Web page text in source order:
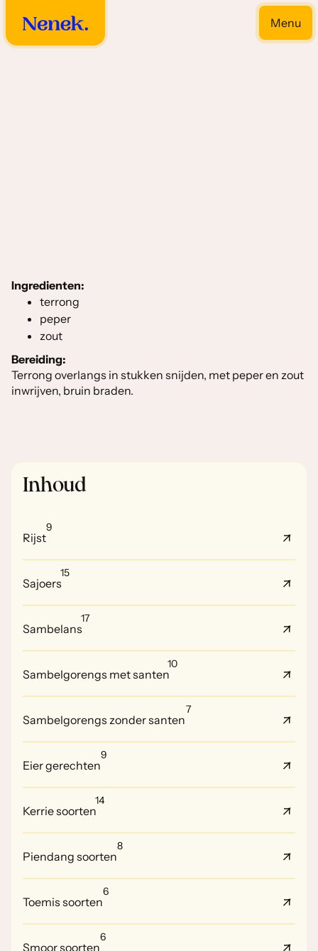
Menu
Ingredienten:
terrong
peper
zout
Bereiding:
Terrong overlangs in stukken snijden, met peper en zout
inwrijven, bruin braden.
Inhoud
Rijst
9
Sajoers
15
Sambelans
17
Sambelgorengs met santen
10
Sambelgorengs zonder santen
7
Eier gerechten
9
Kerrie soorten
14
Piendang soorten
8
Toemis soorten
6
Smoor soorten
6